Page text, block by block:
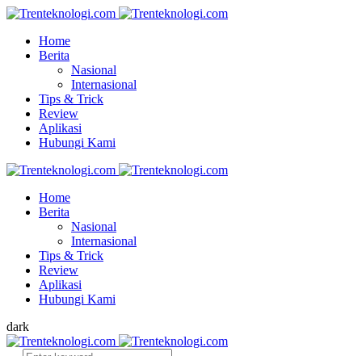
Home
Berita
Nasional
Internasional
Tips & Trick
Review
Aplikasi
Hubungi Kami
Home
Berita
Nasional
Internasional
Tips & Trick
Review
Aplikasi
Hubungi Kami
dark